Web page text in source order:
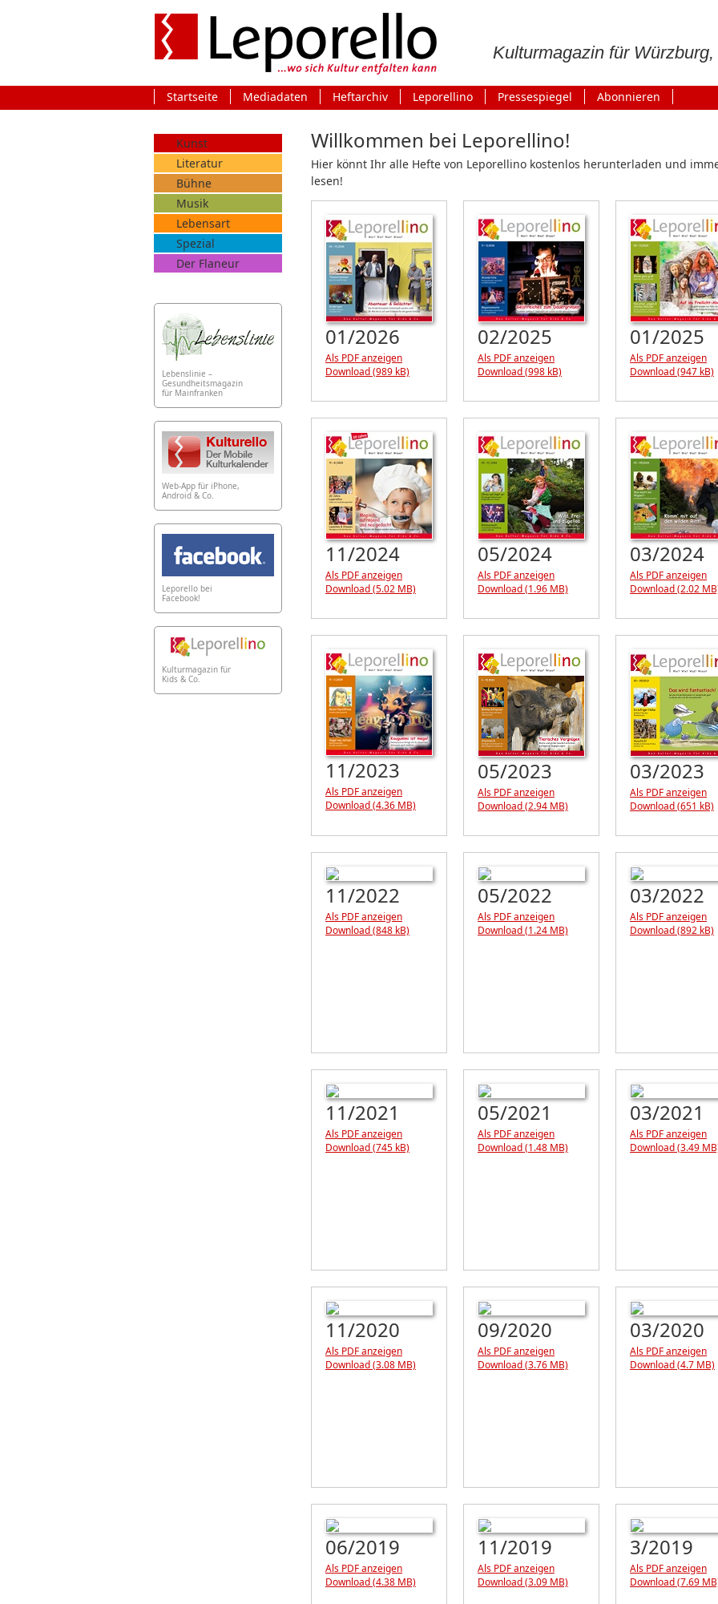
Kulturmagazin für
Startseite Mediadaten Heftarchiv Leporellino Pressespiegel Abonnieren
Kunst
Literatur
Bühne
Musik
Lebensart
Spezial
Der Flaneur
Lebenslinie –
Gesundheitsmagazin
für Mainfranken
Web-App für iPhone,
Android & Co.
Leporello bei
Facebook!
Kulturmagazin für
Kids & Co.
Willkommen bei Leporellino!
Hier könnt Ihr alle Hefte von Leporellino kostenlos herunterladen und
lesen!
01/2026
Als PDF anzeigen
Download (989 kB)
02/2025
Als PDF anzeigen
Download (998 kB)
01/2025
Als PDF anzeigen
Download (947 kB)
11/2024
Als PDF anzeigen
Download (5.02 MB)
05/2024
Als PDF anzeigen
Download (1.96 MB)
03/2024
Als PDF anzeigen
Download (2.02
11/2023
Als PDF anzeigen
Download (4.36 MB)
05/2023
Als PDF anzeigen
Download (2.94 MB)
03/2023
Als PDF anzeigen
Download (651 kB)
11/2022
Als PDF anzeigen
Download (848 kB)
05/2022
Als PDF anzeigen
Download (1.24 MB)
03/2022
Als PDF anzeigen
Download (892 kB)
11/2021
Als PDF anzeigen
Download (745 kB)
05/2021
Als PDF anzeigen
Download (1.48 MB)
03/2021
Als PDF anzeigen
Download (3.49
11/2020
Als PDF anzeigen
Download (3.08 MB)
09/2020
Als PDF anzeigen
Download (3.76 MB)
03/2020
Als PDF anzeigen
Download (4.7 MB)
06/2019
Als PDF anzeigen
Download (4.38 MB)
11/2019
Als PDF anzeigen
Download (3.09 MB)
3/2019
Als PDF anzeigen
Download (7.69